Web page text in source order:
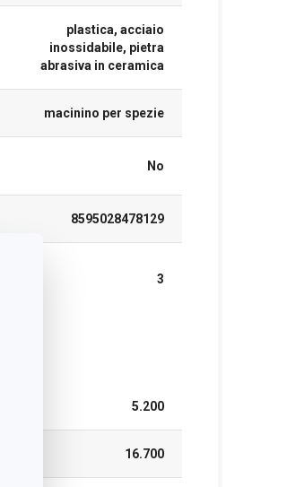
plastica, acciaio
inossidabile, pietra
abrasiva in ceramica
macinino per spezie
No
8595028478129
3
5.200
16.700